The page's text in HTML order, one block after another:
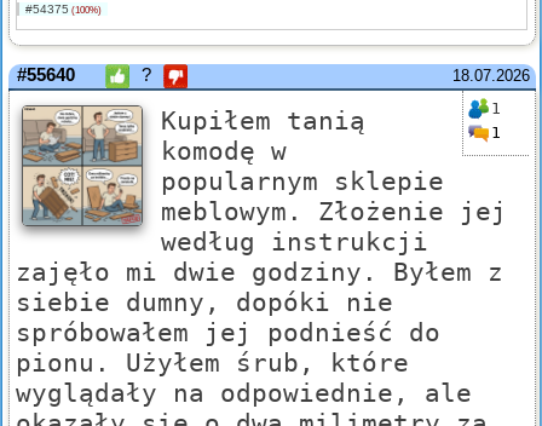
#54375 (100%)
18.07.2026
#55640 ?
1
1
Kupiłem tanią
komodę w
popularnym sklepie
meblowym. Złożenie jej
według instrukcji
zajęło mi dwie godziny. Byłem z
siebie dumny, dopóki nie
spróbowałem jej podnieść do
pionu. Użyłem śrub, które
wyglądały na odpowiednie, ale